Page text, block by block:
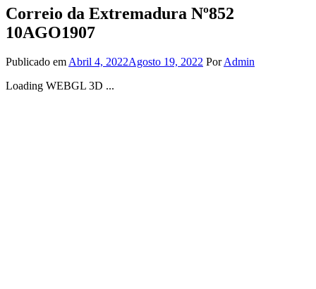
Correio da Extremadura Nº852
10AGO1907
Publicado emAbril 4, 2022Agosto 19, 2022 PorAdmin
Loading WEBGL 3D ...